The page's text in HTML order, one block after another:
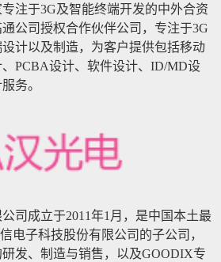
注于3G及智能终端开发的中外合资
公司授权合作伙伴公司，专注于3G
计以及制造，为客户提供包括移动
PCBA设计、软件设计、ID/MD设
务。
司成立于2011年1月，是中国本土最
电子科技股份有限公司的子公司，
发、制造与销售，以及GOODIX专